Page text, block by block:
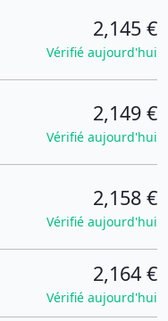
2,145 €
Vérifié aujourd'hui
2,149 €
Vérifié aujourd'hui
2,158 €
Vérifié aujourd'hui
2,164 €
Vérifié aujourd'hui